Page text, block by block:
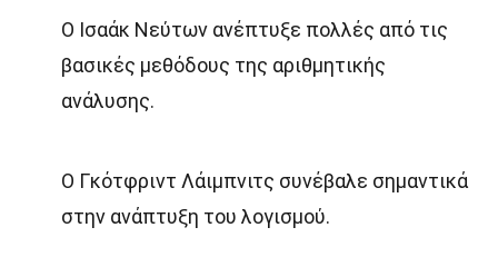
Ο Ισαάκ Νεύτων ανέπτυξε πολλές από τις
βασικές μεθόδους της αριθμητικής
ανάλυσης.
Ο Γκότφριντ Λάιμπνιτς συνέβαλε σημαντικά
στην ανάπτυξη του λογισμού.